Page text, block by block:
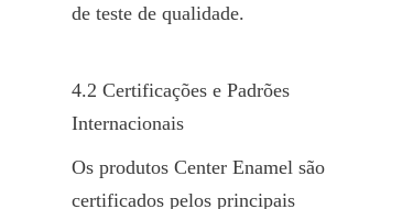
de teste de qualidade.
4.2 Certificações e Padrões
Internacionais
Os produtos Center Enamel são
certificados pelos principais